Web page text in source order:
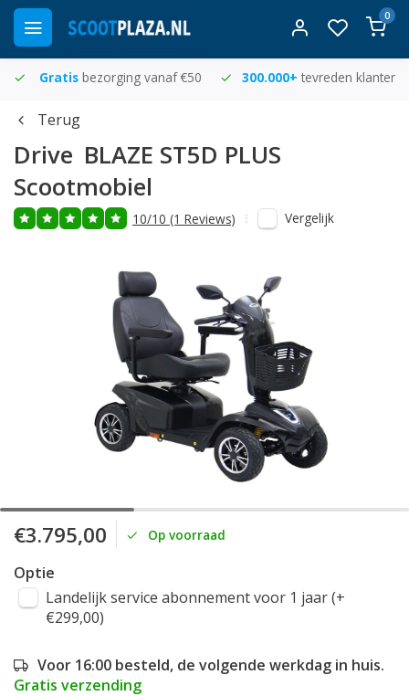
0
Gratis bezorging vanaf €50 300.000+ tevreden klanten
Terug
Drive BLAZE ST5D PLUS
Scootmobiel
10/10 (1 Reviews) Vergelijk
€3.795,00 Op voorraad
Optie
Landelijk service abonnement voor 1 jaar (+
€299,00)
Voor 16:00 besteld, de volgende werkdag in huis.
Gratis verzending